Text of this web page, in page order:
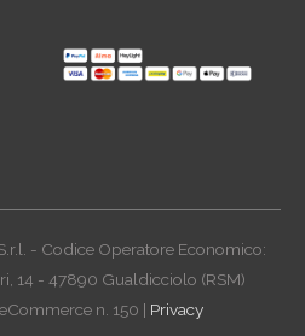
- Codice Operatore Economico:
14 - 47890 Gualdicciolo (RSM)
n. 150 | Privacy